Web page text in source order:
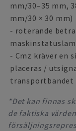
mm/30–35 mm,
mm/30 × 30 mm)
- roterande
- Cmz kräver en
placeras /
*Det kan finnas
de faktiska